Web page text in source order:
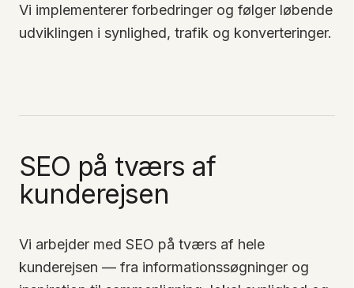
Vi implementerer forbedringer og følger løbende
udviklingen i synlighed, trafik og konverteringer.
SEO på tværs af
kunderejsen
Vi arbejder med SEO på tværs af hele
kunderejsen — fra informationssøgninger og